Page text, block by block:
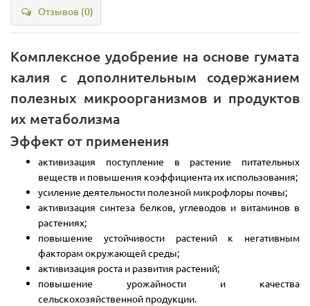
Отзывов (0)
Комплексное удобрение на основе гумата
калия с дополнительным содержанием
полезных микроорганизмов и продуктов
их метаболизма
Эффект от применения
активизация поступление в растение питательных
веществ и повышения коэффициента их использования;
усиление деятельности полезной микрофлоры почвы;
активизация синтеза белков, углеводов и витаминов в
растениях;
повышение устойчивости растений к негативным
факторам окружающей среды;
активизация роста и развития растений;
повышение урожайности и качества
сельскохозяйственной продукции.